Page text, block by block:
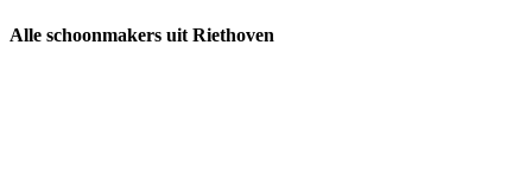
Alle schoonmakers uit Riethoven